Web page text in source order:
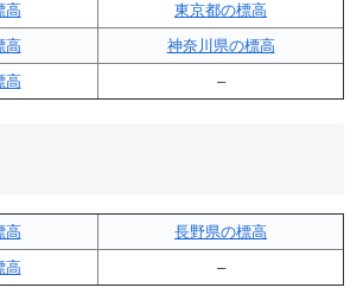
高
東京都の標高
高
神奈川県の標高
高
–
高
長野県の標高
高
–